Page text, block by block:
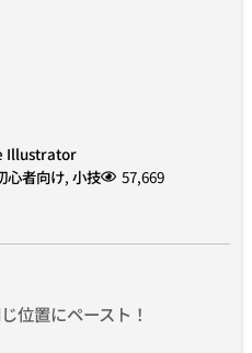
Illustrator
心者向け, 小技 57,669
位置にペースト！